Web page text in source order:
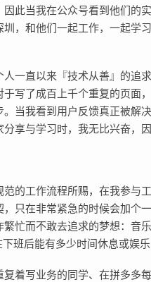
此当我在公众号看到他们的
，和他们一起工作，一起学
一直以来『技术从善』的追
写了成百上千个重复的页面
当我看到用户反馈真正被解
享与学习时，我无比兴奋，因
的工作流程所赐，在我参与
只在非常紧急的时候会加个
繁忙而不敢去追求的梦想：
班后能有多少时间休息或娱
着写业务的同学、在拼多多